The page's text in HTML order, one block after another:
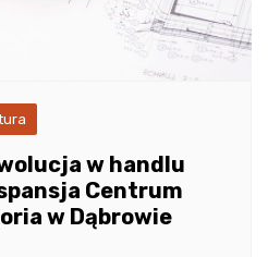
w handlu
Centrum
w Dąbrowie